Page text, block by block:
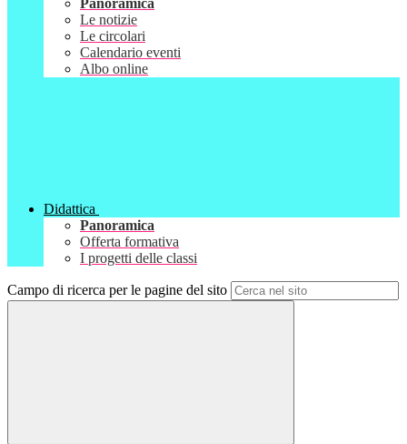
Panoramica
Le notizie
Le circolari
Calendario eventi
Albo online
Didattica
Panoramica
Offerta formativa
I progetti delle classi
Campo di ricerca per le pagine del sito